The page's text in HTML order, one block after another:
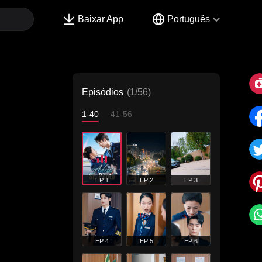
Baixar App Português
Episódios (1/56)
1-40 41-56
EP 1 EP 2 EP 3
EP 4 EP 5 EP 6